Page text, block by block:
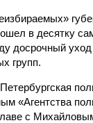
в десятку
досрочный
групп.
«Агентства
с